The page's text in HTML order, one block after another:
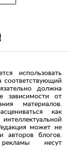
использовать
соответствующий
должна
зависимости от
материалов.
как
может не
авторов блогов.
несут